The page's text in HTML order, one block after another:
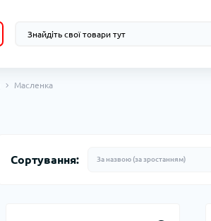
Масленка
Сортування: